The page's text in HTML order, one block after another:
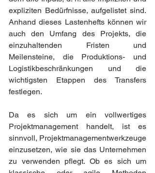
expliziten Bedürfnisse, aufgelistet sind.
Anhand dieses Lastenhefts können wir
auch den Umfang des Projekts, die
einzuhaltenden Fristen und
Meilensteine, die Produktions- und
Logistikbeschränkungen und die
wichtigsten Etappen des Transfers
festlegen.
Da es sich um ein vollwertiges
Projektmanagement handelt, ist es
sinnvoll, Projektmanagementwerkzeuge
einzusetzen, wie sie das Unternehmen
zu verwenden pflegt. Ob es sich um